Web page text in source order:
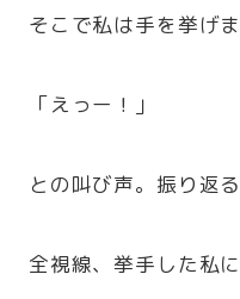
そこで私は手を挙げ
「えっー！」
との叫び声。振り返
全視線、挙手した私に